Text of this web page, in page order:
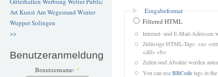
ArtKunstAm Wegesrand Winter
WupperSolingen
>>
Benutzeranmeldung
Benutzername: *
Eingabeformat
Filtered HTML
Internet- und E-Mail-Adressen
Zulässige HTML-Tags: <a>
<dd> <b>
Zeilen und Absätze werden
You can useBBCodetags in